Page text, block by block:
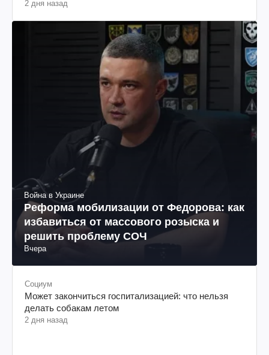
2 дня назад
Война в Украине
Реформа мобилизации от Федорова: как
избавиться от массового розыска и
решить проблему СОЧ
Вчера
Социум
Может закончиться госпитализацией: что нельзя
делать собакам летом
2 дня назад